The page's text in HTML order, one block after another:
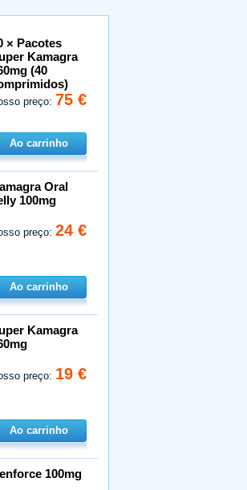
× Pacotes
Kamagra
(40
preço: 75 €
Ao carrinho
Oral
100mg
preço:24 €
Ao carrinho
Kamagra
preço: 19 €
Ao carrinho
100mg